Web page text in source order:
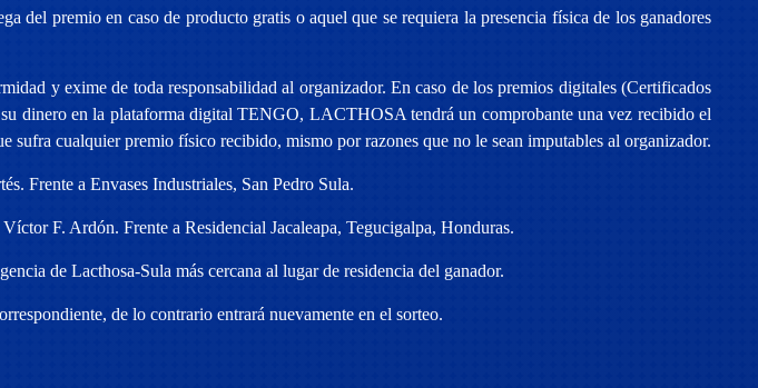
del premio en caso de producto gratis o aquel que se requiera la presencia física de los ganadores
y exime de toda responsabilidad al organizador. En caso de los premios digitales (Certificados
dinero en la plataforma digital TENGO, LACTHOSA tendrá un comprobante una vez recibido el
cualquier premio físico recibido, mismo por razones que no le sean imputables al organizador.
Frente a Envases Industriales, San Pedro Sula.
F. Ardón. Frente a Residencial Jacaleapa, Tegucigalpa, Honduras.
de Lacthosa-Sula más cercana al lugar de residencia del ganador.
de lo contrario entrará nuevamente en el sorteo.